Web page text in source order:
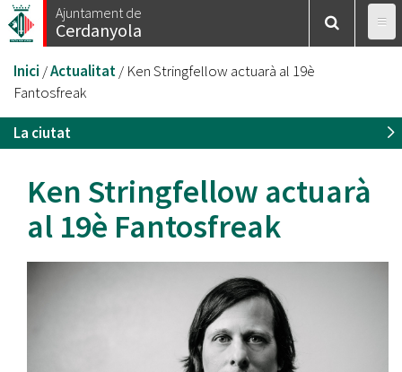
Vés
al
Ajuntament de
Cerdanyola
Esteu
aquí
Inici /Actualitat/ Ken Stringfellow actuarà al 19è
Fantosfreak
La ciutat
Ken Stringfellow actuarà
al 19è Fantosfreak